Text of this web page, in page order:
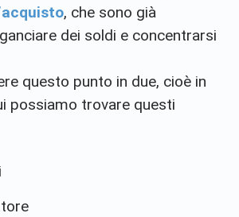
, che sono già
dei soldi e concentrarsi
questo punto in due, cioè in
possiamo trovare questi